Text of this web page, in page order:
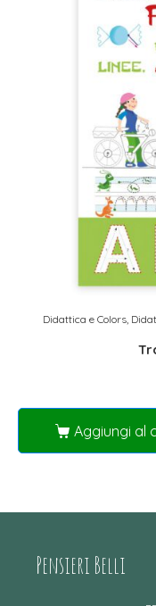
Didattica e Colors,
Aggiungi al
Pensieri Belli